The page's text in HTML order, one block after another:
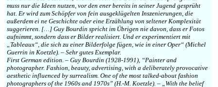
muss nur die Ideen nutzen, vor den ener bereits in seiner Jugend gesprüht
hat. Er wird zum Schöpfer von fein ausgeklügelten Inszenierungen, die
außerdem ei ne Geschichte oder eine Erzählung von seltener Komplexität
suggerieren. […] Guy Bourdin spricht im Übrigen nie davon, dass er Fotos
aufnimmt, sondern dass er Bilder realisiert. Und er experimentiert mit
„Tableaux“, die sich zu einer Bilderfolge fügen, wie in einer Oper“ (Michel
Guerrin in Koetzle). – Sehr gutes Exemplar.
First German edition. – Guy Bourdin (1928-1991), “Painter and
photographer. Fashion, beauty, advertising, with a deliberately provocative
aesthetic influenced by surrealism. One of the most talked-about fashion
photographers of the 1960s and 1970s” (H.-M. Koetzle). – „With the belief